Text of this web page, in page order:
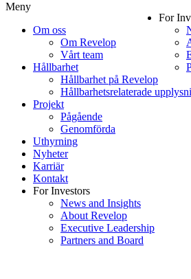
For
Meny
Om oss
Om Revelop
Vårt team
Hållbarhet
Hållbarhet på Revelop
Hållbarhetsrelaterade
Projekt
Pågående
Genomförda
Uthyrning
Nyheter
Karriär
Kontakt
For Investors
News and Insights
About Revelop
Executive Leadership
Partners and Board